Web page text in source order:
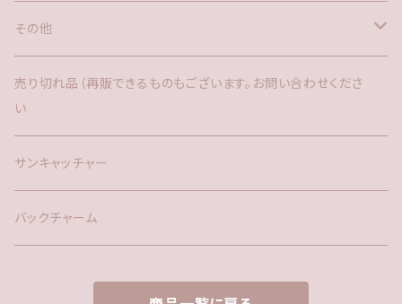
その他
バックチャーム
時計
サンキャッチャー
売り切れ品（再販できるものもございます。お問い合わせくださ
い
サンキャッチャー
バックチャーム